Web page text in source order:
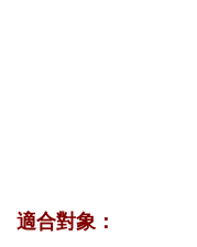
適合對象：